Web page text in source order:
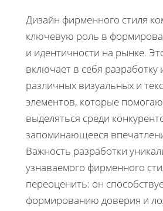
Дизайн фирменного стиля
ключевую роль в
и идентичности на рынке.
включает в себя
различных визуальных и
элементов, которые
выделяться среди
запоминающееся
Важность разработки
узнаваемого фирменного
переоценить: он
формированию доверия и